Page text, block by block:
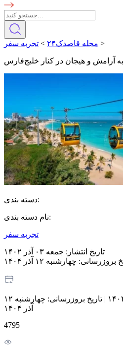
مجله قاصدک۲۴ > تجربه سفر >
آرامش و هیجان در کنار خلیج‌فارس
دسته بندی:
نام دسته بندی:
تجربه سفر
تاریخ انتشار: جمعه ۰۳ آذر ۱۴۰۲
بروزرسانی: چهارشنبه ۱۲ آذر ۱۴۰۴
| تاریخ بروزرسانی:
چهارشنبه ۱۲
آذر ۱۴۰۴
4795